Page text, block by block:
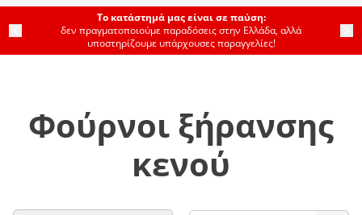
Το κατάστημά μας είναι σε παύση:
δεν πραγματοποιούμε παραδόσεις στην Ελλάδα, αλλά
υποστηρίζουμε υπάρχουσες παραγγελίες!
Φούρνοι ξήρανσης
κενού